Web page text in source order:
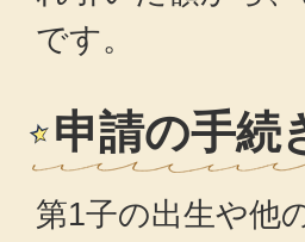
です。
申請の手続
第1子の出生や他